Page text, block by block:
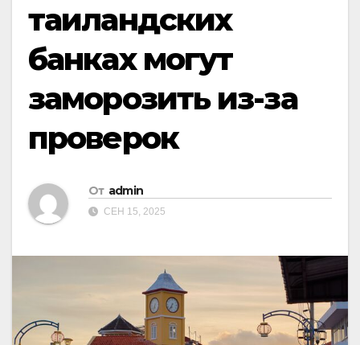
таиландских
банках могут
заморозить из-за
проверок
От admin
СЕН 15, 2025